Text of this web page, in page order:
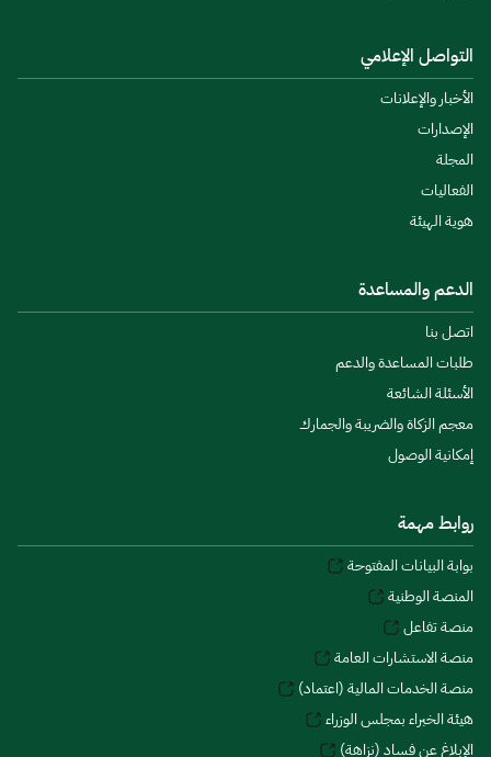
التواصل الإعلامي
الأخبار والإعلانات
الإصدارات
المجلة
الفعاليات
هوية الهيئة
الدعم والمساعدة
اتصل بنا
طلبات المساعدة والدعم
الأسئلة الشائعة
معجم الزكاة والضريبة والجمارك
إمكانية الوصول
روابط مهمة
بوابة البيانات المفتوحة
المنصة الوطنية
منصة تفاعل
منصة الاستشارات العامة
منصة الخدمات المالية (اعتماد)
هيئة الخبراء بمجلس الوزراء
الإبلاغ عن فساد (نزاهة)